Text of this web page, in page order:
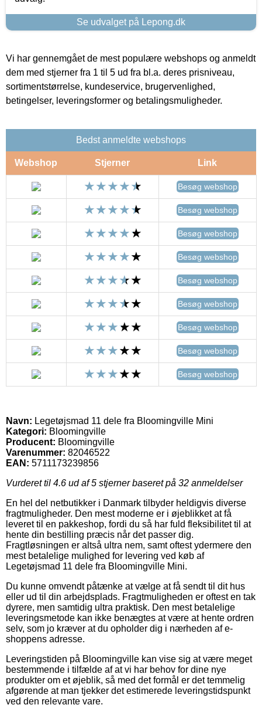
Se udvalget på Lepong.dk
Vi har gennemgået de mest populære webshops og anmeldt
dem med stjerner fra 1 til 5 ud fra bl.a. deres prisniveau,
sortimentstørrelse, kundeservice, brugervenlighed,
betingelser, leveringsformer og betalingsmuligheder.
Bedst anmeldte webshops
Webshop Stjerner Link
Besøg webshop
Besøg webshop
Besøg webshop
Besøg webshop
Besøg webshop
Besøg webshop
Besøg webshop
Besøg webshop
Besøg webshop
Navn: Legetøjsmad 11 dele fra Bloomingville Mini
Kategori: Bloomingville
Producent: Bloomingville
Varenummer: 82046522
EAN: 5711173239856
Vurderet til 4.6 ud af 5 stjerner baseret på 32 anmeldelser
En hel del netbutikker i Danmark tilbyder heldigvis diverse
fragtmuligheder. Den mest moderne er i øjeblikket at få
leveret til en pakkeshop, fordi du så har fuld fleksibilitet til at
hente din bestilling præcis når det passer dig.
Fragtløsningen er altså ultra nem, samt oftest ydermere den
mest betalelige mulighed for levering ved køb af
Legetøjsmad 11 dele fra Bloomingville Mini.
Du kunne omvendt påtænke at vælge at få sendt til dit hus
eller ud til din arbejdsplads. Fragtmuligheden er oftest en tak
dyrere, men samtidig ultra praktisk. Den mest betalelige
leveringsmetode kan ikke benægtes at være at hente ordren
selv, som jo kræver at du opholder dig i nærheden af e-
shoppens adresse.
Leveringstiden på Bloomingville kan vise sig at være meget
bestemmende i tilfælde af at vi har behov for dine nye
produkter om et øjeblik, så med det formål er det temmelig
afgørende at man tjekker det estimerede leveringstidspunkt
ved den relevante vare.